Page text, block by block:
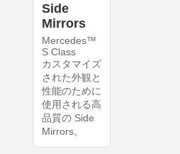
Side
Mirrors
Mercedes™
S Class
カスタマイズ
された外観と
性能のために
使用される高
品質の Side
Mirrors。